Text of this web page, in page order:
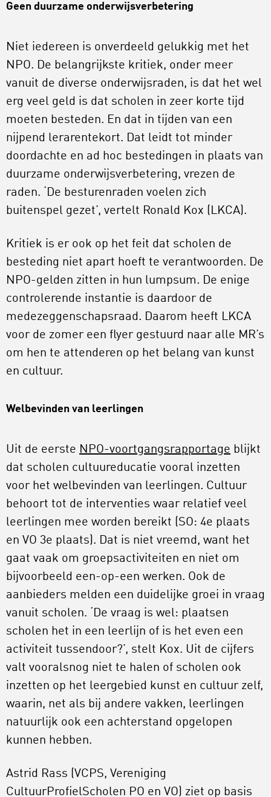
Geen duurzame onderwijsverbetering
Niet iedereen is onverdeeld gelukkig met het
NPO. De belangrijkste kritiek, onder meer
vanuit de diverse onderwijsraden, is dat het wel
erg veel geld is dat scholen in zeer korte tijd
moeten besteden. En dat in tijden van een
nijpend lerarentekort. Dat leidt tot minder
doordachte en ad hoc bestedingen in plaats van
duurzame onderwijsverbetering, vrezen de
raden. ‘De besturenraden voelen zich
buitenspel gezet’, vertelt Ronald Kox (LKCA).
Kritiek is er ook op het feit dat scholen de
besteding niet apart hoeft te verantwoorden. De
NPO-gelden zitten in hun lumpsum. De enige
controlerende instantie is daardoor de
medezeggenschapsraad. Daarom heeft LKCA
voor de zomer een flyer gestuurd naar alle MR’s
om hen te attenderen op het belang van kunst
en cultuur.
Welbevinden van leerlingen
Uit de eerste NPO-voortgangsrapportage blijkt
dat scholen cultuureducatie vooral inzetten
voor het welbevinden van leerlingen. Cultuur
behoort tot de interventies waar relatief veel
leerlingen mee worden bereikt (SO: 4e plaats
en VO 3e plaats). Dat is niet vreemd, want het
gaat vaak om groepsactiviteiten en niet om
bijvoorbeeld een-op-een werken. Ook de
aanbieders melden een duidelijke groei in vraag
vanuit scholen. ‘De vraag is wel: plaatsen
scholen het in een leerlijn of is het even een
activiteit tussendoor?’, stelt Kox. Uit de cijfers
valt vooralsnog niet te halen of scholen ook
inzetten op het leergebied kunst en cultuur zelf,
waarin, net als bij andere vakken, leerlingen
natuurlijk ook een achterstand opgelopen
kunnen hebben.
Astrid Rass (VCPS, Vereniging
CultuurProfielScholen PO en VO) ziet op basis